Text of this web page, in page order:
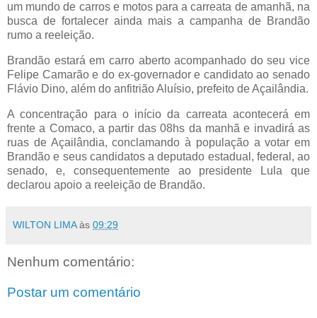
um mundo de carros e motos para a carreata de amanhã, na
busca de fortalecer ainda mais a campanha de Brandão
rumo a reeleição.
Brandão estará em carro aberto acompanhado do seu vice
Felipe Camarão e do ex-governador e candidato ao senado
Flávio Dino, além do anfitrião Aluísio, prefeito de Açailândia.
A concentração para o início da carreata acontecerá em
frente a Comaco, a partir das 08hs da manhã e invadirá as
ruas de Açailândia, conclamando à população a votar em
Brandão e seus candidatos a deputado estadual, federal, ao
senado, e, consequentemente ao presidente Lula que
declarou apoio a reeleição de Brandão.
WILTON LIMA às 09:29
Nenhum comentário:
Postar um comentário